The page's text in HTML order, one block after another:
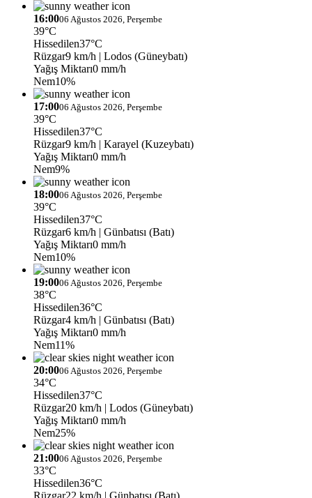
16:0006 Ağustos 2026, Perşembe
39°C
Hissedilen37°C
Rüzgar9 km/h | Lodos (Güneybatı)
Yağış Miktarı0 mm/h
Nem10%
17:0006 Ağustos 2026, Perşembe
39°C
Hissedilen37°C
Rüzgar9 km/h | Karayel (Kuzeybatı)
Yağış Miktarı0 mm/h
Nem9%
18:0006 Ağustos 2026, Perşembe
39°C
Hissedilen37°C
Rüzgar6 km/h | Günbatısı (Batı)
Yağış Miktarı0 mm/h
Nem10%
19:0006 Ağustos 2026, Perşembe
38°C
Hissedilen36°C
Rüzgar4 km/h | Günbatısı (Batı)
Yağış Miktarı0 mm/h
Nem11%
20:0006 Ağustos 2026, Perşembe
34°C
Hissedilen37°C
Rüzgar20 km/h | Lodos (Güneybatı)
Yağış Miktarı0 mm/h
Nem25%
21:0006 Ağustos 2026, Perşembe
33°C
Hissedilen36°C
Rüzgar22 km/h | Günbatısı (Batı)